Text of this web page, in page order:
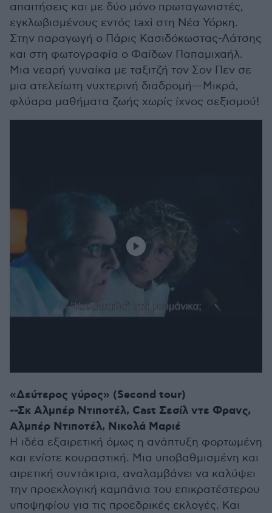
απαιτήσεις και με δύο μόνο πρωταγωνιστές,
εγκλωβισμένους εντός taxi στη Νέα Υόρκη.
Στην παραγωγή ο Πάρις Κασιδόκωστας-Λάτσης
και στη φωτογραφία ο Φαίδων Παπαμιχαήλ.
Μια νεαρή γυναίκα με ταξιτζή τον Σον Πεν σε
μια ατελείωτη νυχτερινή διαδρομή—Μικρά,
φλύαρα μαθήματα ζωής χωρίς ίχνος σεξισμού!
«Δεύτερος γύρος» (Second tour)
--Σκ Αλμπέρ Ντιποτέλ, Cast Σεσίλ ντε Φρανς,
Αλμπέρ Ντιποτέλ, Νικολά Μαριέ
Η ιδέα εξαιρετική όμως η ανάπτυξη φορτωμένη
και ενίοτε κουραστική. Μια υποβαθμισμένη και
αιρετική συντάκτρια, αναλαμβάνει να καλύψει
την προεκλογική καμπάνια του επικρατέστερου
υποψηφίου για τις προεδρικές εκλογές. Και